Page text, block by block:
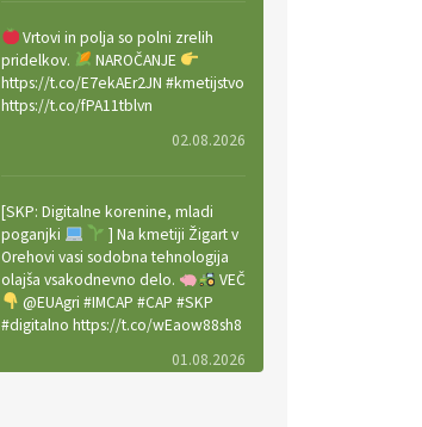
Vrtovi in polja so polni zrelih
pridelkov.
NAROČANJE
https://t.co/E7ekAEr2JN #kmetijstvo
https://t.co/fPA11tblvn
02.08.2026
[SKP: Digitalne korenine, mladi
poganjki
] Na kmetiji Žigart v
Orehovi vasi sodobna tehnologija
olajša vsakodnevno delo.
VEČ
@EUAgri #IMCAP #CAP #SKP
#digitalno https://t.co/wEaow88sh8
01.08.2026